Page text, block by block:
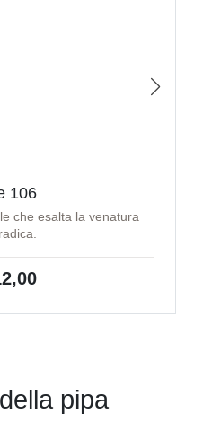
106
che esalta la venatura
pipa